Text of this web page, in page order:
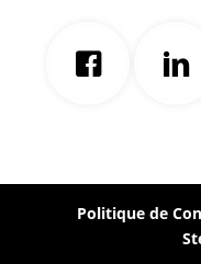
Politique de